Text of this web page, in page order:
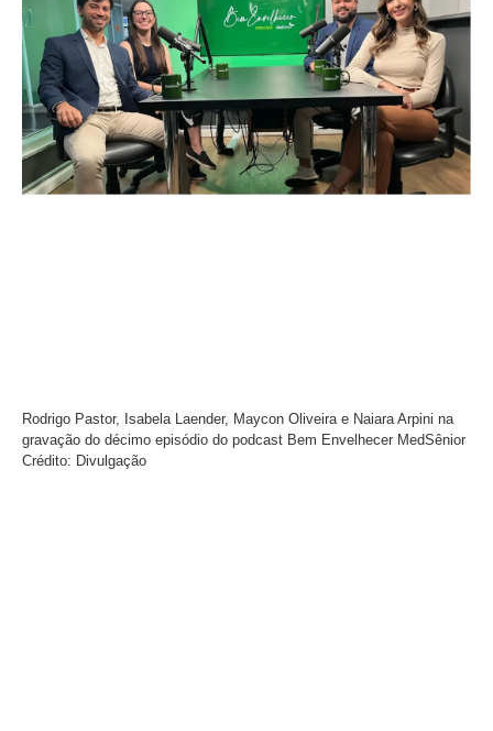
Rodrigo Pastor, Isabela Laender, Maycon Oliveira e Naiara Arpini na
gravação do décimo episódio do podcast Bem Envelhecer MedSênior
Crédito: Divulgação